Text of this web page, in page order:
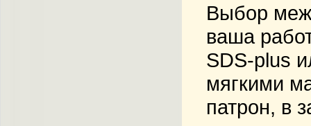
Выбор
ваша
SDS-plus
мягкими
патрон, в